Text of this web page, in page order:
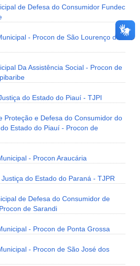
de Defesa do Consumidor Fundec
- Procon de São Lourenço da
Da Assistência Social - Procon de
do Estado do Piauí - TJPI
Proteção e Defesa do Consumidor do
Estado do Piauí - Procon de
- Procon Araucária
do Estado do Paraná - TJPR
de Defesa do Consumidor de
de Sarandi
- Procon de Ponta Grossa
- Procon de São José dos